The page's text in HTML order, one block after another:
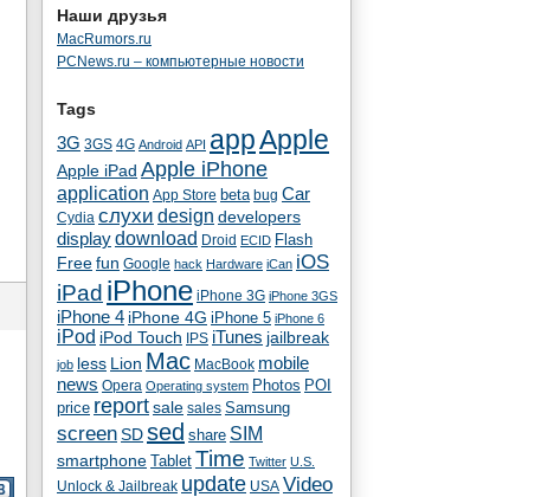
Наши друзья
MacRumors.ru
PCNews.ru – компьютерные новости
Tags
3G 3GS 4G Android API appApple
Apple iPad Apple iPhone
application App Store beta bug Car
Cydia cлухи design developers
displaydownload Droid ECID Flash
Free fun Google hack Hardware iCan iOS
iPad iPhone iPhone 3G iPhone 3GS
iPhone 4 iPhone 4G iPhone 5 iPhone 6
iPod iPod Touch IPS iTunes jailbreak
job less Lion Mac MacBook mobile
news Opera Operating system Photos POI
price reportsale sales Samsung
screen SD sed share SIM
smartphone Tablet Time Twitter U.S.
Unlock & Jailbreak update USA Video